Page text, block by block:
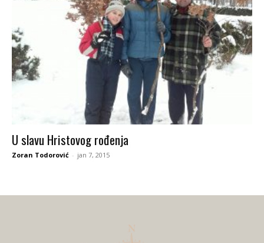
U slavu Hristovog rođenja
Zoran Todorović - jan 7, 2015